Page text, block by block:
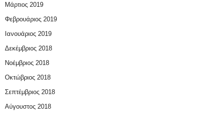
Μάρτιος 2019
Φεβρουάριος 2019
Ιανουάριος 2019
Δεκέμβριος 2018
Νοέμβριος 2018
Οκτώβριος 2018
Σεπτέμβριος 2018
Αύγουστος 2018